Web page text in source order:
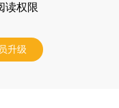
读权限
升级